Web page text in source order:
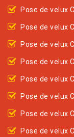
Pose de velux
Pose de velux
Pose de velux
Pose de velux
Pose de velux
Pose de velux
Pose de velux
Pose de velux